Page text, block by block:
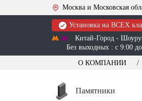
Москва и Московская
Установка на ВСЕХ
Китай-Город -
Без выходных : с 9:00
О КОМПАНИИ
Памятники